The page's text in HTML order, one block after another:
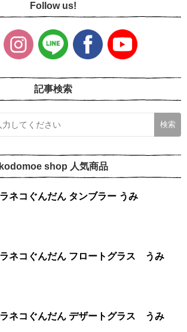
Follow us!
記事検索
kodomoe shop 人気商品
ノラネコぐんだん タンブラー うみ
ノラネコぐんだん フロートグラス うみ
ノラネコぐんだん デザートグラス うみ